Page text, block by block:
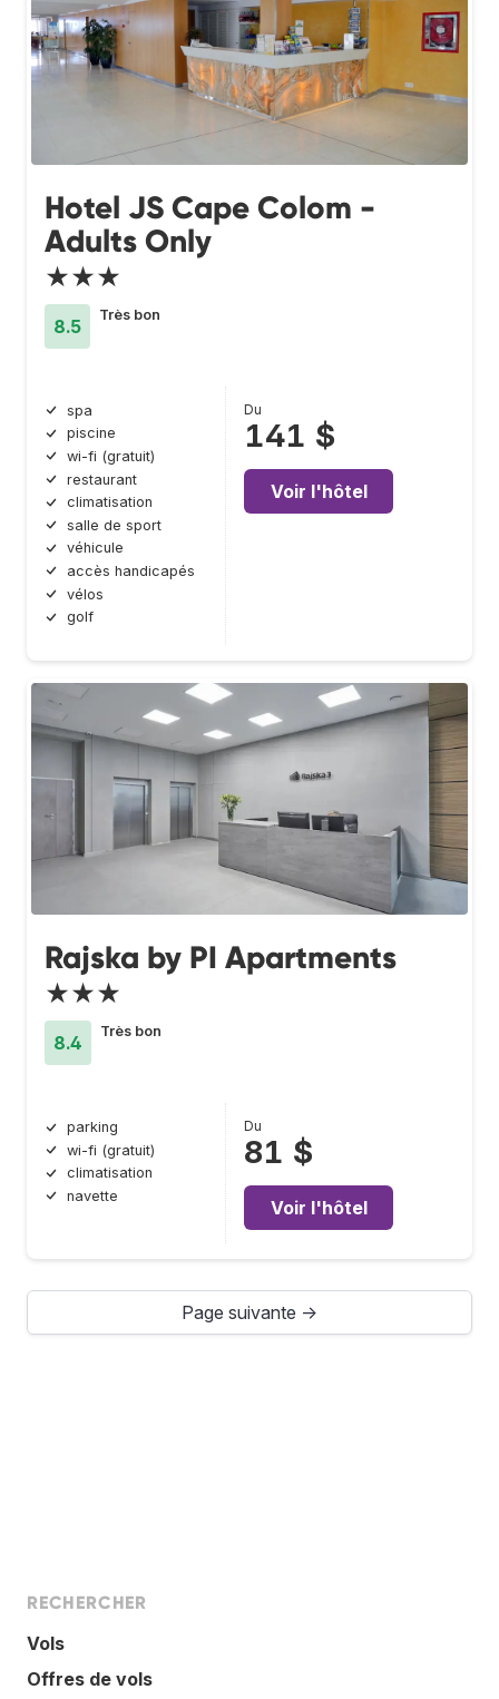
Hotel JS Cape Colom -
Adults Only
★★★
8.5
Très bon
spa
piscine
wi-fi (gratuit)
restaurant
climatisation
salle de sport
véhicule
accès handicapés
vélos
golf
Du
141 $
Voir l'hôtel
Rajska by PI Apartments
★★★
8.4
Très bon
parking
wi-fi (gratuit)
climatisation
navette
Du
81 $
Voir l'hôtel
Page suivante →
RECHERCHER
Vols
Offres de vols